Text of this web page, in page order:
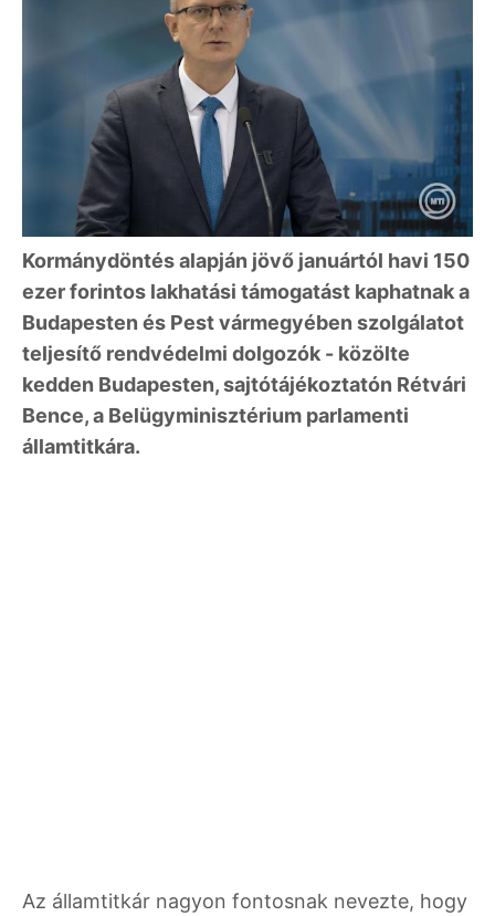
Kormánydöntés alapján jövő januártól havi 150
ezer forintos lakhatási támogatást kaphatnak a
Budapesten és Pest vármegyében szolgálatot
teljesítő rendvédelmi dolgozók - közölte
kedden Budapesten, sajtótájékoztatón Rétvári
Bence, a Belügyminisztérium parlamenti
államtitkára.
Az államtitkár nagyon fontosnak nevezte, hogy